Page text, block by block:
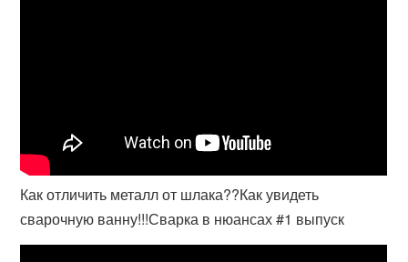
Как отличить металл от шлака??Как увидеть
сварочную ванну!!!Сварка в нюансах #1 выпуск